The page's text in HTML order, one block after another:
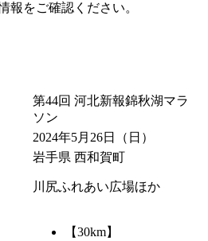
報をご確認ください。
第44回 河北新報錦秋湖マラ
ソン
2024年5月26日 （日）
岩手県 西和賀町
川尻ふれあい広場ほか
【30km】